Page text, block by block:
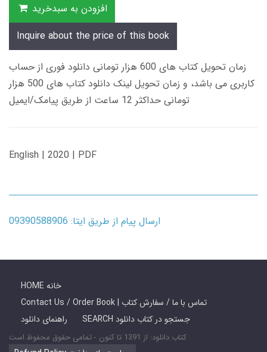
افزودن به سبدخرید
Inquire about the price of this book
زمان تحویل کتاب های 600 هزار تومانی دانلود فوری از حساب
کاربری می باشد، و زمان تحویل لینک دانلود کتاب های 500 هزار
تومانی حداکثر 12 ساعت از طریق پیامک/ایمیل
English | 2020 | PDF
ارسال پیام از طریق ایتا: 09390588906
HOME خانه
Contact Us / Order Book | تماس با ما / سفارش کتاب
راهنمای دانلود
SEARCH جستجو در کتاب دانلود
کتاب دانلود: از 1391 تا کنون - تمامی حقوق محفوظ است